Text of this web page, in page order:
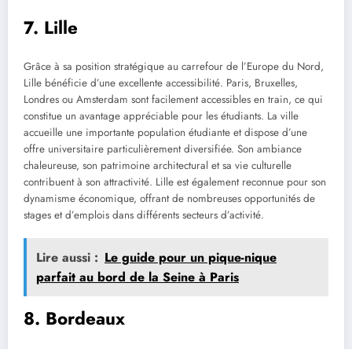
7. Lille
Grâce à sa position stratégique au carrefour de l’Europe du Nord,
Lille bénéficie d’une excellente accessibilité. Paris, Bruxelles,
Londres ou Amsterdam sont facilement accessibles en train, ce qui
constitue un avantage appréciable pour les étudiants. La ville
accueille une importante population étudiante et dispose d’une
offre universitaire particulièrement diversifiée. Son ambiance
chaleureuse, son patrimoine architectural et sa vie culturelle
contribuent à son attractivité. Lille est également reconnue pour son
dynamisme économique, offrant de nombreuses opportunités de
stages et d’emplois dans différents secteurs d’activité.
Lire aussi : Le guide pour un pique-nique
parfait au bord de la Seine à Paris
8. Bordeaux